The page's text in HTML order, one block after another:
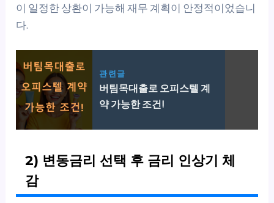
이 일정한 상환이 가능해 재무 계획이 안정적이었습니
다.
관련글
버팀목대출로 오피스텔 계
약 가능한 조건!
2) 변동금리 선택 후 금리 인상기 체
감